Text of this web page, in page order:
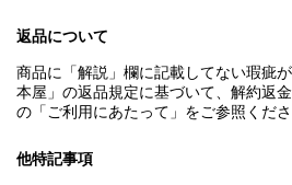
返品について
商品に「解説」欄に記載してない瑕疵
本屋」の返品規定に基づいて、解約返
の「ご利用にあたって」をご参照くだ
他特記事項